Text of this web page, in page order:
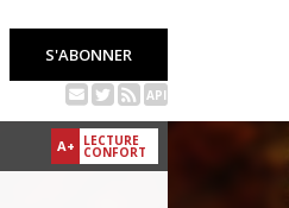
S'ABONNER
API
A+ LECTURE
CONFORT